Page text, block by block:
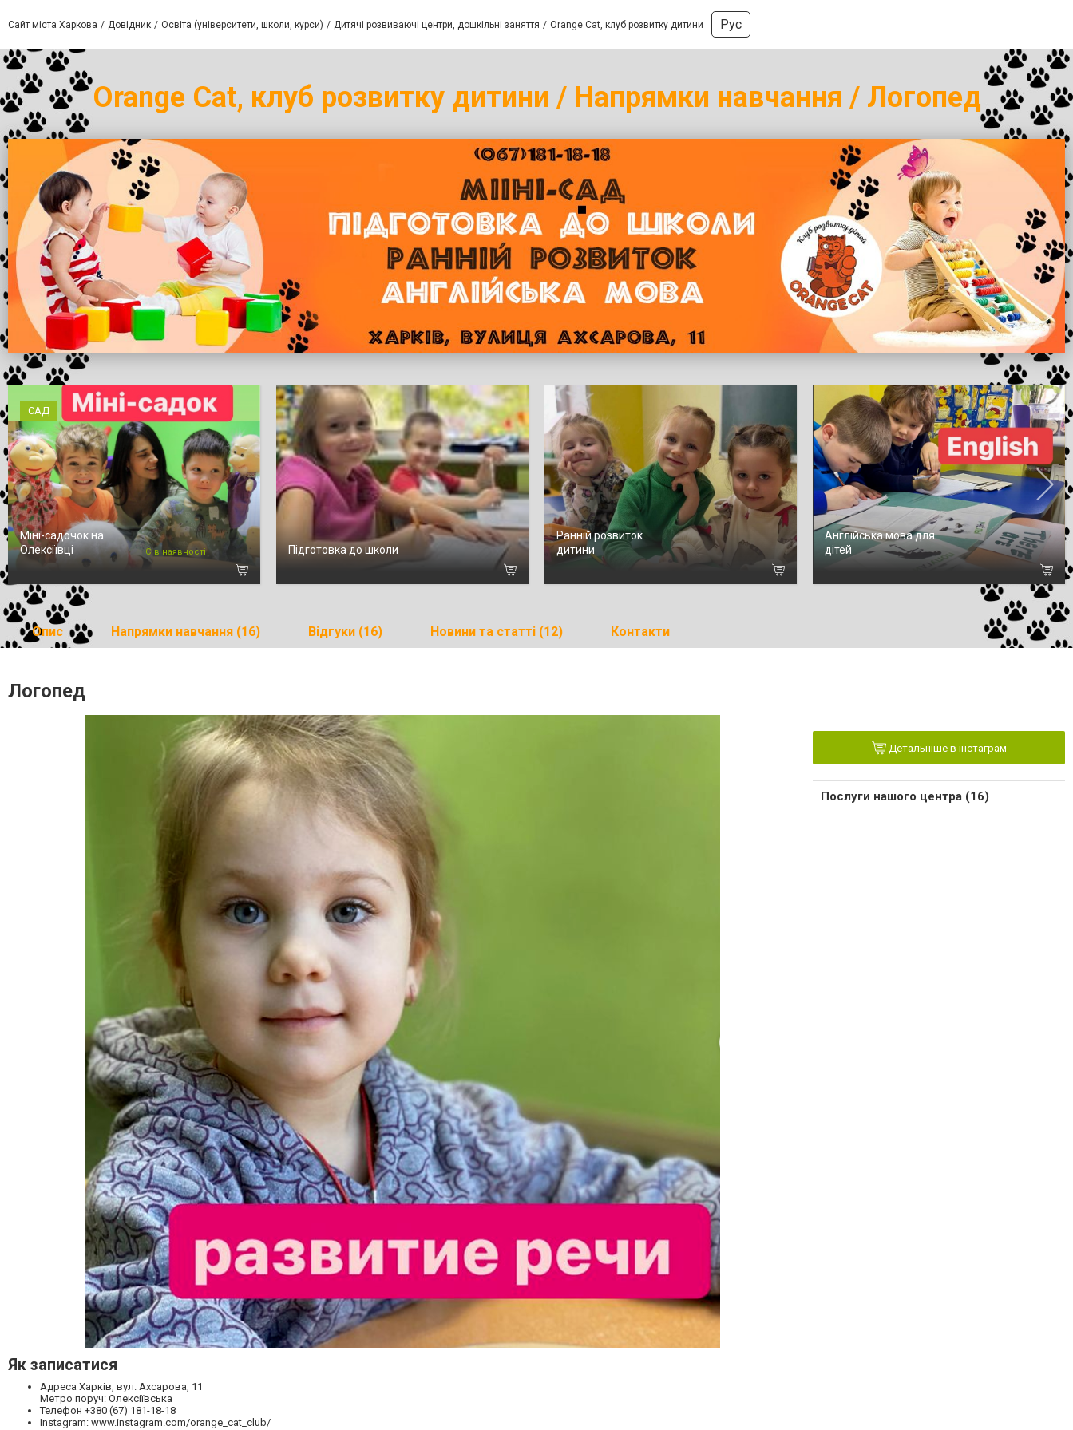
Сайт міста Харкова Довідник Освіта (університети, школи, курси) Дитячі розвиваючі центри, дошкільні заняття Orange Cat, клуб розвитку дитини Рус
Orange Cat, клуб розвитку дитини / Напрямки навчання / Логопед
САД
Міні-садочок на
Олексіївці
Є в наявності Підготовка до школи
Ранній розвиток
дитини
Англійська мова для
дітей
Опис Напрямки навчання (16) Відгуки (16) Новини та статті (12) Контакти
Логопед
Як записатися
Адреса Харків, вул. Ахсарова, 11
Метро поруч: Олексіївська
Телефон +380 (67) 181-18-18
Instagram: www.instagram.com/orange_cat_club/
Детальніше в інстаграм
Послуги нашого центра (16)